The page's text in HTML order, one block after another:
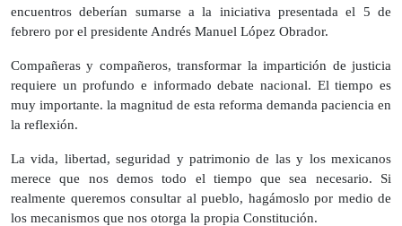
encuentros deberían sumarse a la iniciativa presentada el 5 de
febrero por el presidente Andrés Manuel López Obrador.
Compañeras y compañeros, transformar la impartición de justicia
requiere un profundo e informado debate nacional. El tiempo es
muy importante. la magnitud de esta reforma demanda paciencia en
la reflexión.
La vida, libertad, seguridad y patrimonio de las y los mexicanos
merece que nos demos todo el tiempo que sea necesario. Si
realmente queremos consultar al pueblo, hagámoslo por medio de
los mecanismos que nos otorga la propia Constitución.